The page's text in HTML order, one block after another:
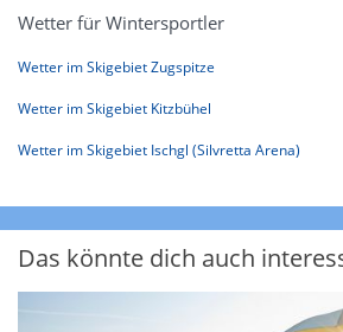
Wetter für Wintersportler
Wetter im Skigebiet Zugspitze
Wetter im Skigebiet Kitzbühel
Wetter im Skigebiet Ischgl (Silvretta Arena)
Das könnte dich auch